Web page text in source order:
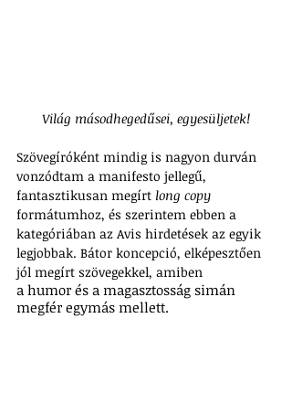
Világ másodhegedűsei, egyesüljetek!
Szövegíróként mindig is nagyon durván
vonzódtam a manifesto jellegű,
fantasztikusan megírt long copy
formátumhoz, és szerintem ebben a
kategóriában az Avis hirdetések az egyik
legjobbak. Bátor koncepció, elképesztően
jól megírt szövegekkel, amiben
a humor és a magasztosság simán
megfér egymás mellett.